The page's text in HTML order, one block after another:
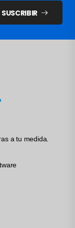
SUSCRIBIR
a tu medida.